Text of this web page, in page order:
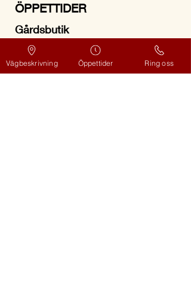
ÖPPETTIDER
Gårdsbutik
alla dagar*, kl. 11-18
Halloncafé
Vägbeskrivning Öppettider Ring oss